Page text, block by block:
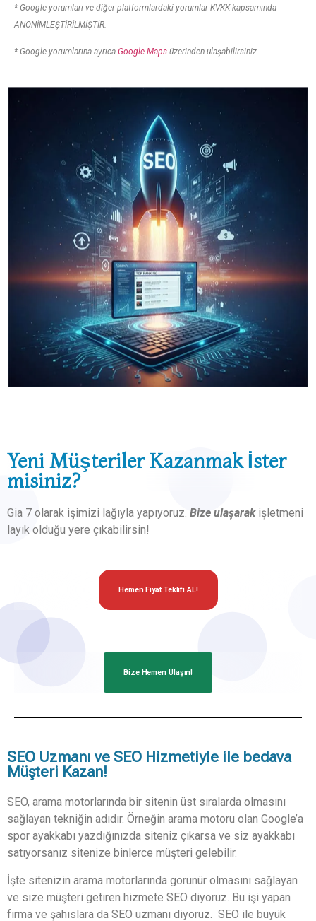
* Google yorumları ve diğer platformlardaki yorumlar KVKK kapsamında
ANONİMLEŞTİRİLMİŞTİR.
* Google yorumlarına ayrıca Google Maps üzerinden ulaşabilirsiniz.
Yeni Müşteriler Kazanmak İster
misiniz?
Gia 7 olarak işimizi lağıyla yapıyoruz. Bize ulaşarakişletmeni
layık olduğu yere çıkabilirsin!
Hemen Fiyat Teklifi AL!
Bize Hemen Ulaşın!
SEO Uzmanı ve SEO Hizmetiyle ile bedava
Müşteri Kazan!
SEO, arama motorlarında bir sitenin üst sıralarda olmasını
sağlayan tekniğin adıdır. Örneğin arama motoru olan Google’a
spor ayakkabı yazdığınızda siteniz çıkarsa ve siz ayakkabı
satıyorsanız sitenize binlerce müşteri gelebilir.
İşte sitenizin arama motorlarında görünür olmasını sağlayan
ve size müşteri getiren hizmete SEO diyoruz. Bu işi yapan
firma ve şahıslara da SEO uzmanı diyoruz. SEO ile büyük